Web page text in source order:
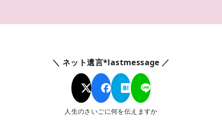
＼ ネット遺言*lastmessage ／
人生のさいごに何を伝えますか